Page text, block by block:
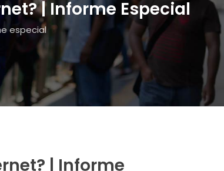
| Informe Especial
especial
| Informe